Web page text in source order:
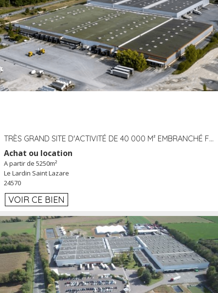
TRÈS GRAND SITE D'ACTIVITÉ DE 40 000 M² EMBRANCHÉ FER AU LARDIN SAINT LAZARE (24) PROCHE A89 À LOUER
Achat ou location
A partir de 5250m²
Le Lardin Saint Lazare
24570
VOIR CE BIEN